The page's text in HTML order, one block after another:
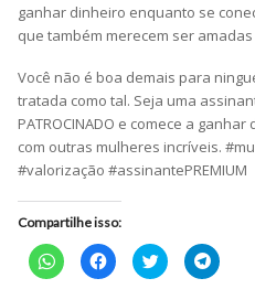
ganhar dinheiro enquanto se
que também merecem ser
Você não é boa demais para
tratada como tal. Seja uma
PATROCINADO e comece a
com outras mulheres incríveis.
#valorização #assinantePREMIUM
Compartilhe isso:
Clique
para
compartilhar
Clique
para
compartilhar
Clique
para
compartilhar
Clique
para